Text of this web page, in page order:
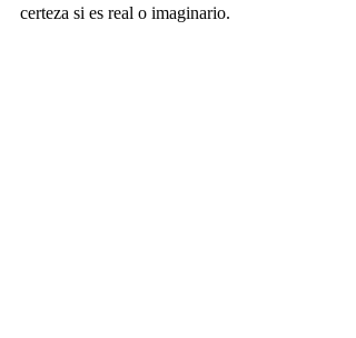
certeza si es real o imaginario.